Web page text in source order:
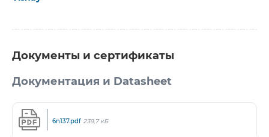
Документы и сертификаты
Документация и Datasheet
6n137.pdf 239,7 кБ